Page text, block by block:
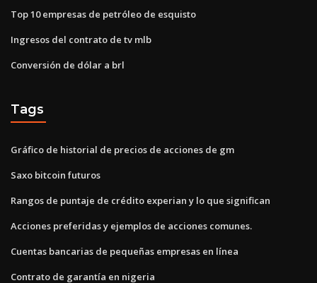
Top 10 empresas de petróleo de esquisto
Ingresos del contrato de tv mlb
Conversión de dólar a brl
Tags
Gráfico de historial de precios de acciones de gm
Saxo bitcoin futuros
Rangos de puntaje de crédito experian y lo que significan
Acciones preferidas y ejemplos de acciones comunes.
Cuentas bancarias de pequeñas empresas en línea
Contrato de garantía en nigeria